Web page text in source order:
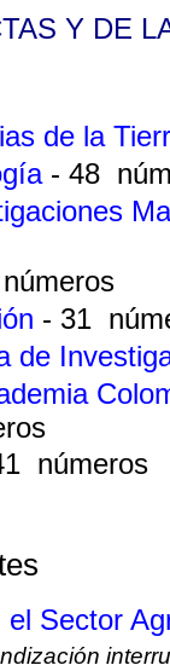
Y DE
de la
- 48
- 31
de
números
el Sector